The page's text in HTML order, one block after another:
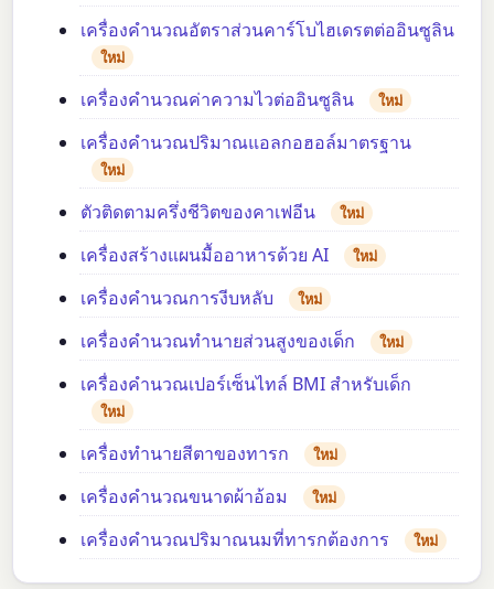
เครื่องคำนวณอัตราส่วนคาร์โบไฮเดรตต่ออินซูลิน
ใหม่
เครื่องคำนวณค่าความไวต่ออินซูลิน ใหม่
เครื่องคำนวณปริมาณแอลกอฮอล์มาตรฐาน
ใหม่
ตัวติดตามครึ่งชีวิตของคาเฟอีน ใหม่
เครื่องสร้างแผนมื้ออาหารด้วย AI ใหม่
เครื่องคำนวณการงีบหลับ ใหม่
เครื่องคำนวณทำนายส่วนสูงของเด็ก ใหม่
เครื่องคำนวณเปอร์เซ็นไทล์ BMI สำหรับเด็ก
ใหม่
เครื่องทำนายสีตาของทารก ใหม่
เครื่องคำนวณขนาดผ้าอ้อม ใหม่
เครื่องคำนวณปริมาณนมที่ทารกต้องการ ใหม่